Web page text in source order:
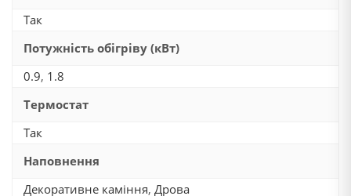
Так
Потужність обігріву (кВт)
0.9, 1.8
Термостат
Так
Наповнення
Декоративне каміння, Дрова